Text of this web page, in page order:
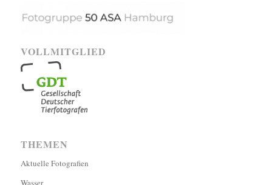
VOLLMITGLIED
THEMEN
Aktuelle Fotografien
Wasser